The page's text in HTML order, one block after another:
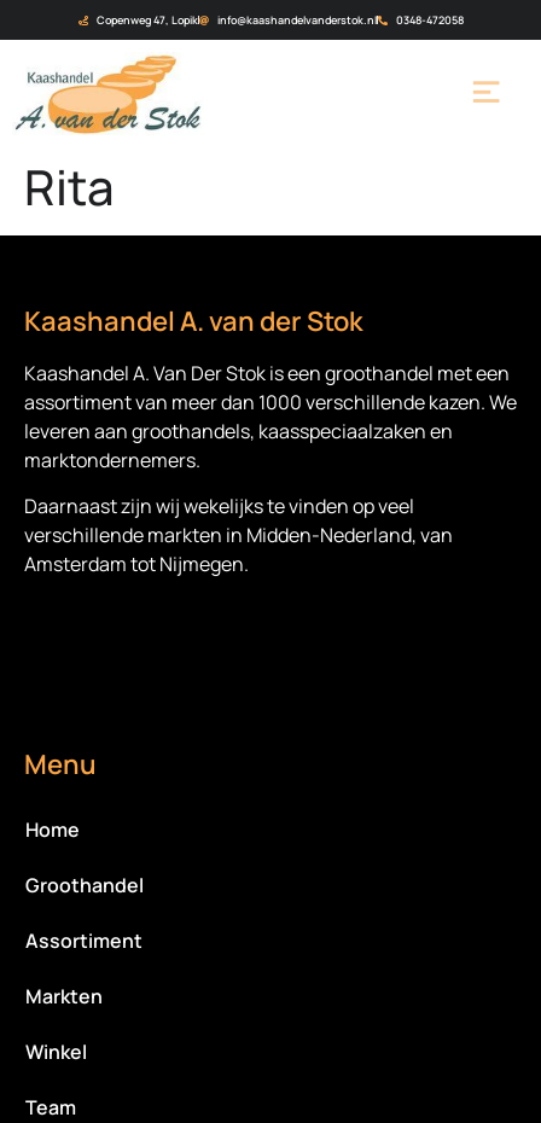
Copenweg 47, Lopik info@kaashandelvanderstok.nl 0348-472058
Rita
Kaashandel A. van der Stok
Kaashandel A. Van Der Stok is eengroothandel met een
assortiment van meer dan 1000 verschillende kazen. We
leveren aan groothandels, kaasspeciaalzaken en
marktondernemers.
Daarnaast zijn wij wekelijks te vinden op veel
verschillende markten in Midden-Nederland, van
Amsterdam tot Nijmegen.
Menu
Home
Groothandel
Assortiment
Markten
Winkel
Team